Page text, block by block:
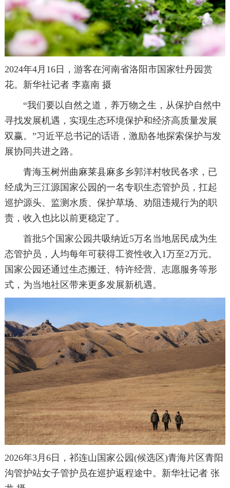
2024年4月16日，游客在河南省洛阳市国家牡丹园赏
花。新华社记者 李嘉南 摄
“我们要以自然之道，养万物之生，从保护自然中
寻找发展机遇，实现生态环境保护和经济高质量发展
双赢。”习近平总书记的话语，激励各地探索保护与发
展协同共进之路。
青海玉树州曲麻莱县麻多乡郭洋村牧民各求，已
经成为三江源国家公园的一名专职生态管护员，扛起
巡护源头、监测水质、保护草场、劝阻违规行为的职
责，收入也比以前更稳定了。
首批5个国家公园共吸纳近5万名当地居民成为生
态管护员，人均每年可获得工资性收入1万至2万元。
国家公园还通过生态搬迁、特许经营、志愿服务等形
式，为当地社区带来更多发展新机遇。
2026年3月6日，祁连山国家公园(候选区)青海片区青阳
沟管护站女子管护员在巡护返程途中。新华社记者 张